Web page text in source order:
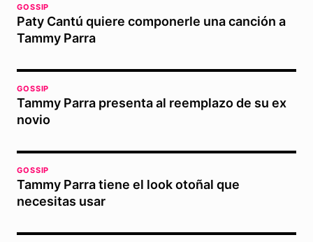
GOSSIP
Paty Cantú quiere componerle una canción a
Tammy Parra
GOSSIP
Tammy Parra presenta al reemplazo de su ex
novio
GOSSIP
Tammy Parra tiene el look otoñal que
necesitas usar